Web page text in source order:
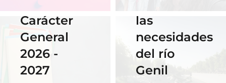
Carácter
General
2026 -
2027
las
necesidades
del río
Genil
28 Noviembre
2025
concurso
del
Instituto
Cervantes
de Praga